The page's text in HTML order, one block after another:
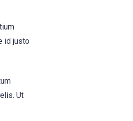
id justo
Ut